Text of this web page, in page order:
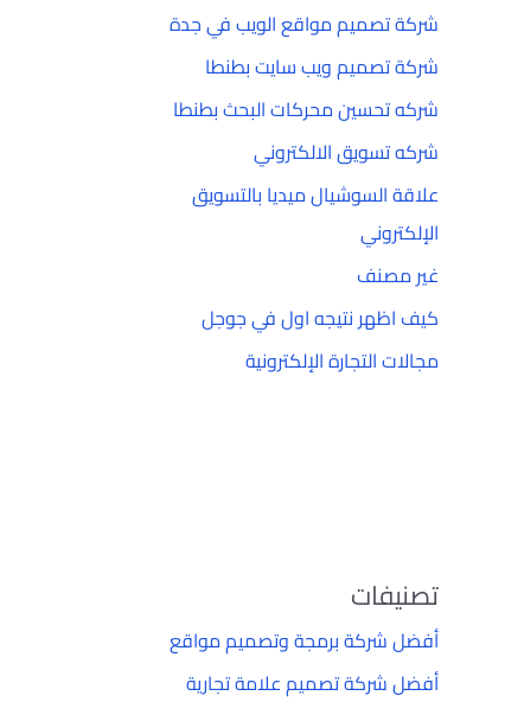
شركة تصميم مواقع الويب في جدة
شركة تصميم ويب سايت بطنطا
شركه تحسين محركات البحث بطنطا
شركه تسويق الالكتروني
علاقة السوشيال ميديا بالتسويق
الإلكتروني
غير مصنف
كيف اظهر نتيجه اول في جوجل
مجالات التجارة الإلكترونية
تصنيفات
أفضل شركة برمجة وتصميم مواقع
أفضل شركة تصميم علامة تجارية